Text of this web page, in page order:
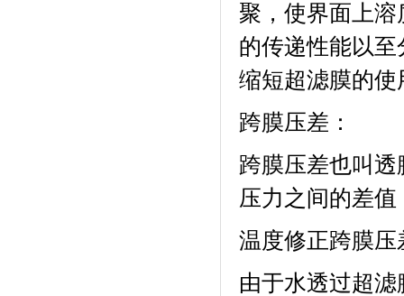
聚，使界面上
的传递性能以
缩短超滤膜的使
跨膜压差：
跨膜压差也叫透
压力之间的差值
温度修正跨膜压
由于水透过超